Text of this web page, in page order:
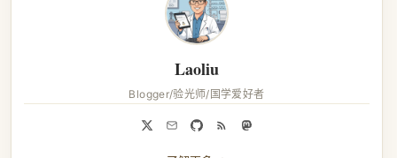
Laoliu
Blogger/验光师/国学爱好者